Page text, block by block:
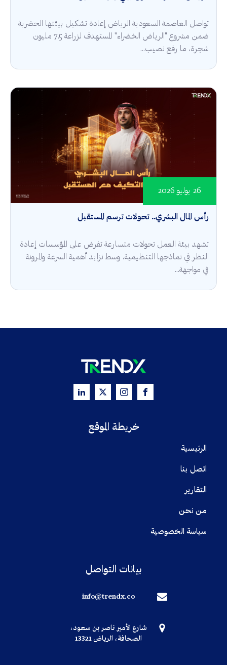
تواصل العاصمة السعودية الرياض إعادة تشكيل بيئتها الحضرية
ضمن مشروع "الرياض الخضراء" المستهدف لزراعة 7.5 مليون
شجرة، ما رفع نصيب...
رأس المال البشري.. تحولات ترسم المستقبل
26 يوليو 2026
تشهد بيئة العمل تحولات متسارعة تفرض على المؤسسات إعادة
النظر في نماذجها التنظيمية، وسط تزايد أهمية السرعة والمرونة
في مواجهة...
خريطة الموقع
الرئيسية
اتصل بنا
التقارير
من نحن
سياسة الخصوصية
بيانات التواصل
info@trendx.co
شارع الأمير ناصر بن سعود،
الصحافة، الرياض 13321